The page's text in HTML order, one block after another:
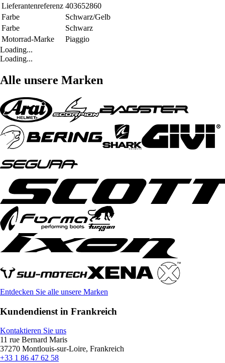
Lieferantenreferenz 403652860
Farbe
Schwarz/Gelb
Farbe
Schwarz
Motorrad-Marke
Piaggio
Loading...
Loading...
Alle unsere Marken
Entdecken Sie alle unsere Marken
Kundendienst in Frankreich
Kontaktieren Sie uns
11 rue Bernard Maris
37270 Montlouis-sur-Loire, Frankreich
+33 1 86 47 62 58